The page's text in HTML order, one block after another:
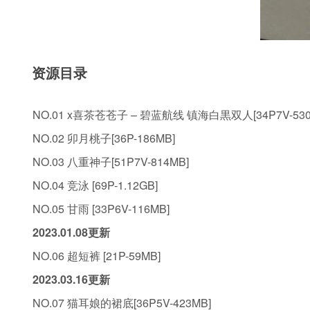
资源目录
NO.01 x喜茶苍苍子 – 碧蓝航线 镇海白黒双人[34P7V-
NO.02 卯月桃子[36P-186MB]
NO.03 八重神子[51P7V-814MB]
NO.04 竞泳 [69P-1.12GB]
NO.05 甘雨 [33P6V-116MB]
2023.01.08更新
NO.06 超短裤 [21P-59MB]
2023.03.16更新
NO.07 猫耳娘的裙底[36P5V-423MB]